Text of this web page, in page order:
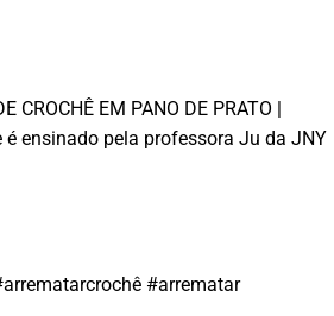
CROCHÊ EM PANO DE PRATO |
é ensinado pela professora Ju da JNY
#arrematar